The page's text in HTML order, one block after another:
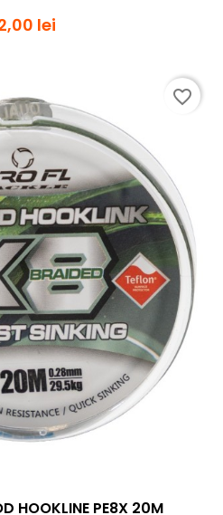
lei
HOOKLINE PE8X 20M
favorite_border